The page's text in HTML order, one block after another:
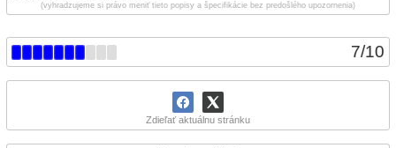
7/10
Zdieľať aktuálnu stránku
(vyhradzujeme si právo meniť tieto popisy a špecifikácie bez predošlého upozornenia)